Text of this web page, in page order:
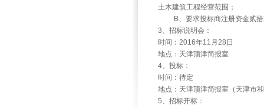
土木建筑工程经营范围；
B、要求投标商注册资金贰
3、招标说明会：
时间： 2016年11 月 28 日
地点：天津顶津简报室
4、投标：
时间：待定
地点：天津顶津简报室（天津市
5、招标开标：